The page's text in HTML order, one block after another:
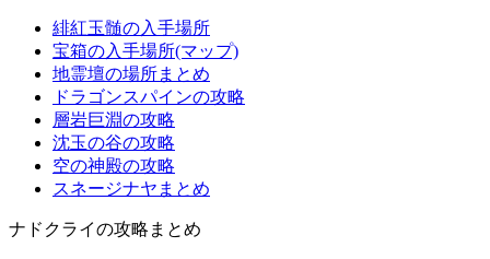
緋紅玉髄の入手場所
宝箱の入手場所(マップ)
地霊壇の場所まとめ
ドラゴンスパインの攻略
層岩巨淵の攻略
沈玉の谷の攻略
空の神殿の攻略
スネージナヤまとめ
ナドクライの攻略まとめ